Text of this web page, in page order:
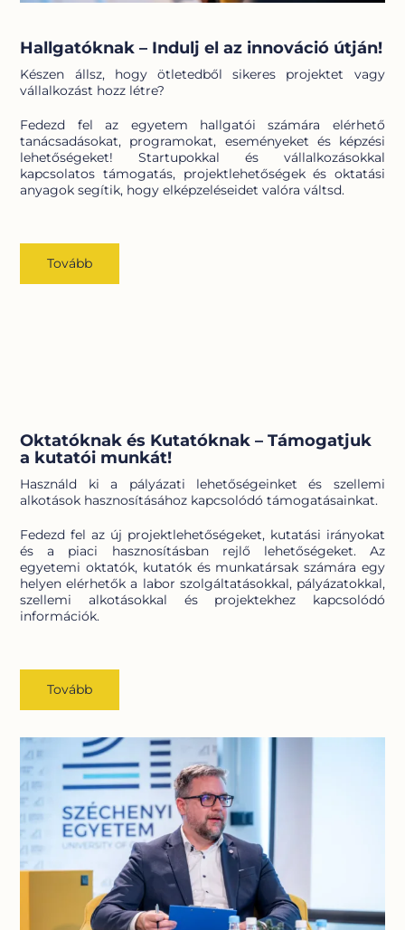
Hallgatóknak – Indulj el az innováció útján!
Készen állsz, hogy ötletedből sikeres projektet vagy
vállalkozást hozz létre?
Fedezd fel az egyetem hallgatói számára elérhető
tanácsadásokat, programokat, eseményeket és képzési
lehetőségeket! Startupokkal és vállalkozásokkal
kapcsolatos támogatás, projektlehetőségek és oktatási
anyagok segítik, hogy elképzeléseidet valóra váltsd.
Tovább
Oktatóknak és Kutatóknak – Támogatjuk
a kutatói munkát!
Használd ki a pályázati lehetőségeinket és szellemi
alkotások hasznosításához kapcsolódó támogatásainkat.
Fedezd fel az új projektlehetőségeket, kutatási irányokat
és a piaci hasznosításban rejlő lehetőségeket. Az
egyetemi oktatók, kutatók és munkatársak számára egy
helyen elérhetők a labor szolgáltatásokkal, pályázatokkal,
szellemi alkotásokkal és projektekhez kapcsolódó
információk.
Tovább